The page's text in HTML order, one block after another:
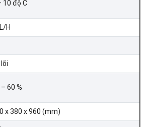
lượng nước thải.
hàm lượng Hydrogen cao
cụm lõi chức năng Smax hiệu suất
Silver plus, mà nguồn nước sau
các khoáng chất tốt cho sức
Hydrogen và tăng cường vị
10 độ C
H
60 %
x 380 x 960 (mm)